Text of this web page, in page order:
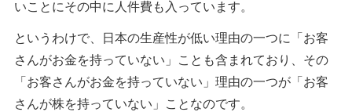
いことにその中に人件費も入っています。
というわけで、日本の生産性が低い理由の一つに「お客
さんがお金を持っていない」ことも含まれており、その
「お客さんがお金を持っていない」理由の一つが「お客
さんが株を持っていない」ことなのです。